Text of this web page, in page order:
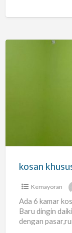
Kemayoran
Ada 6 kamar
Baru dingin
dengan